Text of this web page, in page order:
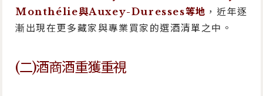
Monthélie與Auxey-Duresses等地 ，近年逐
漸出現在更多藏家與專業買家的選酒清單之中。
(二)酒商酒重獲重視